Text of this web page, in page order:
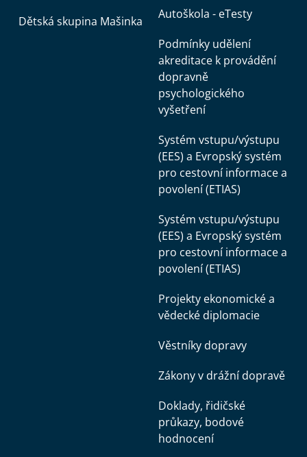
Dětská skupina Mašinka
Autoškola - eTesty
Podmínky udělení
akreditace k provádění
dopravně
psychologického
vyšetření
Systém vstupu/výstupu
(EES) a Evropský systém
pro cestovní informace a
povolení (ETIAS)
Systém vstupu/výstupu
(EES) a Evropský systém
pro cestovní informace a
povolení (ETIAS)
Projekty ekonomické a
vědecké diplomacie
Věstníky dopravy
Zákony v drážní dopravě
Doklady, řidičské
průkazy, bodové
hodnocení